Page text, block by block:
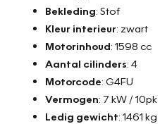
Bekleding: Stof
Kleur interieur: zwart
Motorinhoud: 1598 cc
Aantal cilinders: 4
Motorcode: G4FU
Vermogen: 7 kW / 10pk
Ledig gewicht: 1461 kg